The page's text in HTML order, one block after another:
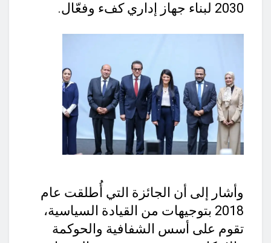
2030 لبناء جهاز إداري كفء وفعّال.
وأشار إلى أن الجائزة التي أُطلقت عام
2018 بتوجيهات من القيادة السياسية،
تقوم على أسس الشفافية والحوكمة